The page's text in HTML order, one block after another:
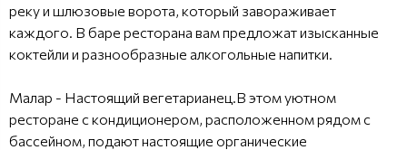
реку и шлюзовые ворота, который завораживает
каждого. В баре ресторана вам предложат изысканные
коктейли и разнообразные алкогольные напитки.
Малар - Настоящий вегетарианец.В этом уютном
ресторане с кондиционером, расположенном рядом с
бассейном, подают настоящие органические